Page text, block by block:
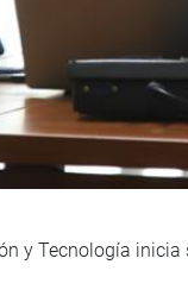
y Tecnología